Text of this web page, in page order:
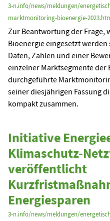
3-n.info/news/meldungen/
marktmonitoring-bioenergie-
Zur Beantwortung der Frage,
Bioenergie eingesetzt
Daten, Zahlen und einer
einzelner Marktsegmente der
durchgeführte
seiner diesjährigen Fassung
kompakt zusammen.
Initiative
Klimaschutz-
veröffentlicht
Energiesparen
3-n.info/news/meldungen/